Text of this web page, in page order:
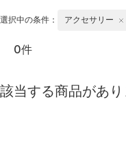
選択中の条件： アクセサリー
0件
該当する商品があり